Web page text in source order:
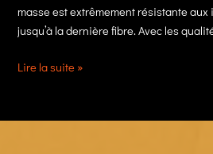
masse est extrêmement résistante
jusqu’à la dernière fibre. Avec les
Le
!
Lire la suite »